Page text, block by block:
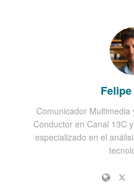
Comunicador
Conductor en Canal 13C
especializado en el